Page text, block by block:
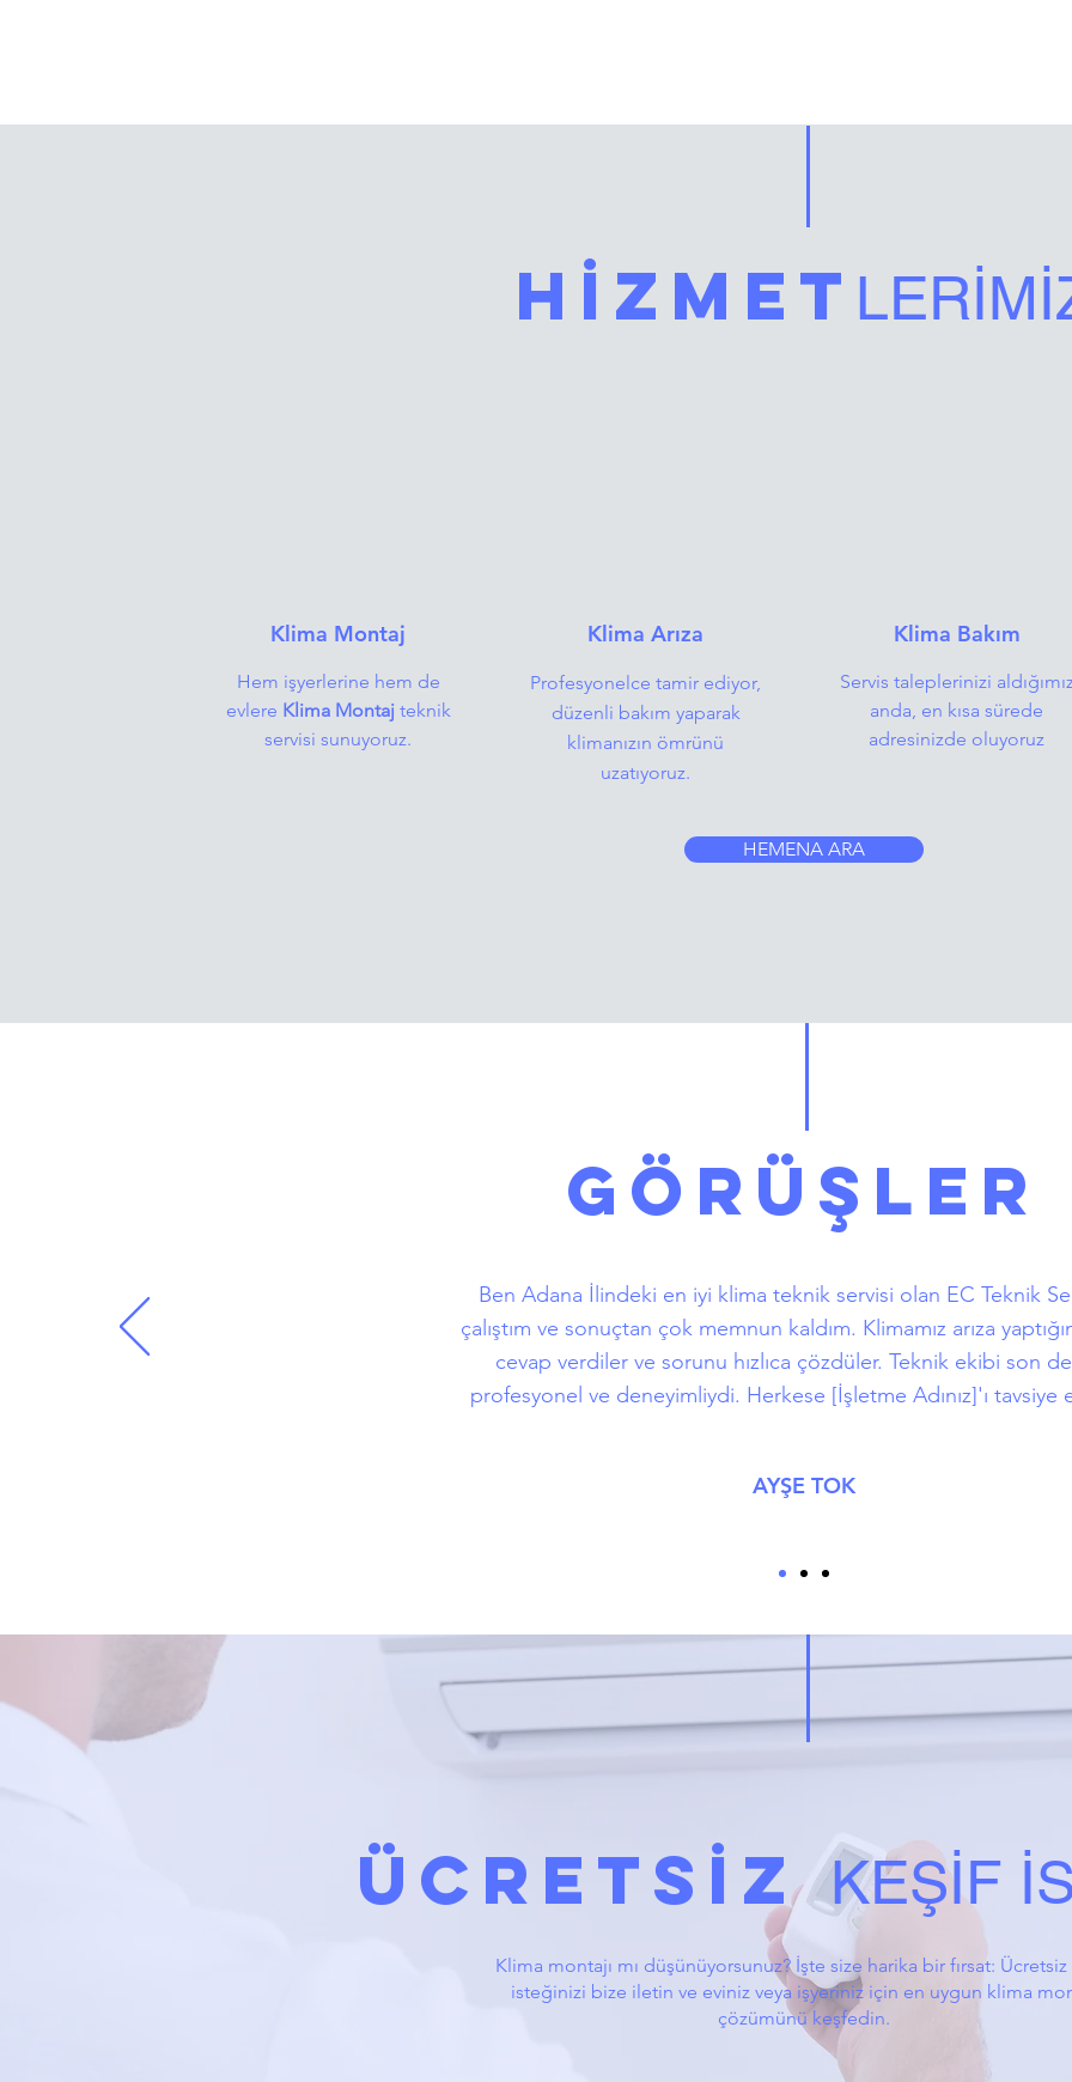
Klima Montaj
Hem işyerlerine hem de
evlere Klima Montaj teknik
servisi sunuyoruz.
Klima Bakım
Servis taleplerinizi
anda, en kısa sürede
adresinizde oluyoruz
HEMENA ARA
HİZMET
Klima Arıza
Profesyonelce tamir ediyor,
düzenli bakım yaparak
klimanızın ömrünü
uzatıyoruz.
GÖRÜŞLER
Ben Adana İlindeki en iyi klima teknik servisi olan EC Teknik
çalıştım ve sonuçtan çok memnun kaldım. Klimamız arıza
cevap verdiler ve sorunu hızlıca çözdüler. Teknik ekibi son
profesyonel ve deneyimliydi. Herkese [İşletme Adınız]'ı tavsiye
AYŞE TOK
ÜCRETSİZKEŞİF
Klima montajı mı düşünüyorsunuz? İşte size harika bir fırsat:
isteğinizi bize iletin ve eviniz veya işyeriniz için en uygun klima
çözümünü keşfedin.